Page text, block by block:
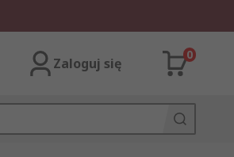
Zaloguj się
0